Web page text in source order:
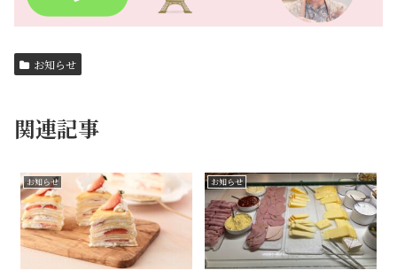
お知らせ
関連記事
お知らせ お知らせ